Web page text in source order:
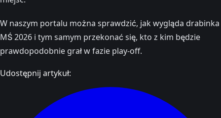
W naszym portalu można sprawdzić, jak wygląda drabinka
MŚ 2026 i tym samym przekonać się, kto z kim będzie
prawdopodobnie grał w fazie play-off.
Udostępnij artykuł: